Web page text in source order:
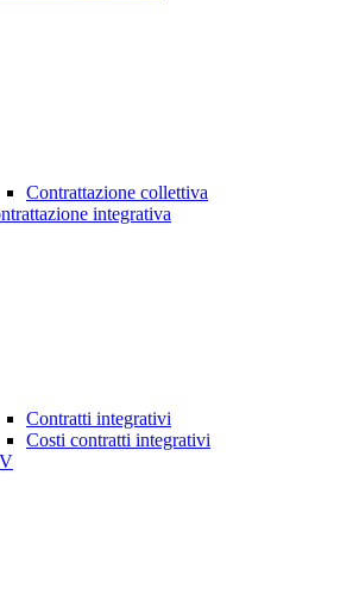
Contrattazione collettiva
integrativa
Contratti integrativi
Costi contratti integrativi